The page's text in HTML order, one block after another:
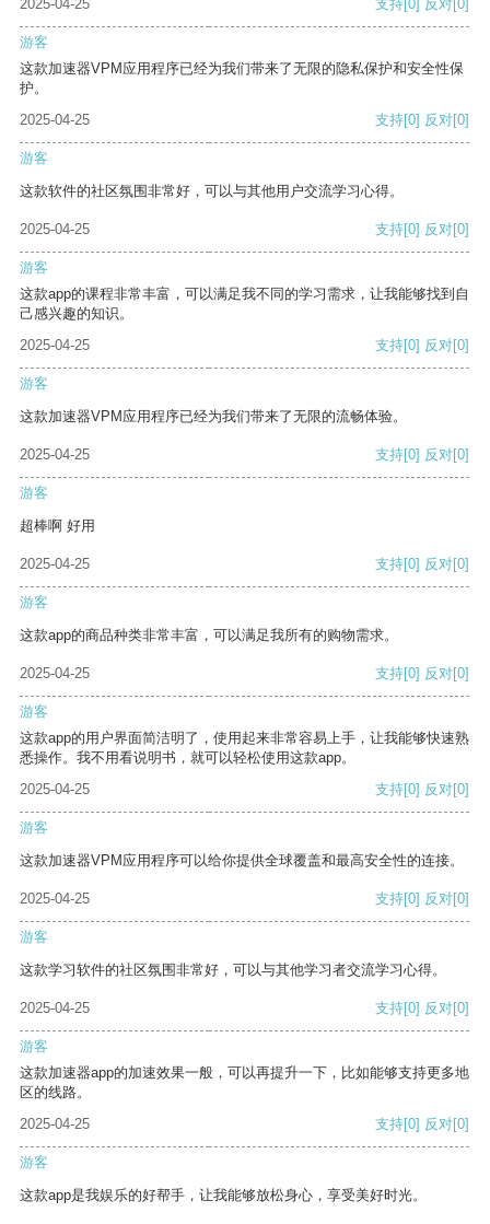
2025-04-25
支持[0] 反对[0]
游客
这款加速器VPM应用程序已经为我们带来了无限的隐私保护和安全性保
护。
2025-04-25
支持[0] 反对[0]
游客
这款软件的社区氛围非常好，可以与其他用户交流学习心得。
2025-04-25 支持[0] 反对[0]
游客
这款app的课程非常丰富，可以满足我不同的学习需求，让我能够找到自
己感兴趣的知识。
2025-04-25
支持[0] 反对[0]
游客
这款加速器VPM应用程序已经为我们带来了无限的流畅体验。
2025-04-25 支持[0] 反对[0]
游客
超棒啊 好用
2025-04-25 支持[0] 反对[0]
游客
这款app的商品种类非常丰富，可以满足我所有的购物需求。
2025-04-25 支持[0] 反对[0]
游客
这款app的用户界面简洁明了，使用起来非常容易上手，让我能够快速熟
悉操作。我不用看说明书，就可以轻松使用这款app。
2025-04-25
支持[0] 反对[0]
游客
这款加速器VPM应用程序可以给你提供全球覆盖和最高安全性的连接。
2025-04-25 支持[0] 反对[0]
游客
这款学习软件的社区氛围非常好，可以与其他学习者交流学习心得。
2025-04-25 支持[0] 反对[0]
游客
这款加速器app的加速效果一般，可以再提升一下，比如能够支持更多地
区的线路。
2025-04-25
支持[0] 反对[0]
游客
这款app是我娱乐的好帮手，让我能够放松身心，享受美好时光。